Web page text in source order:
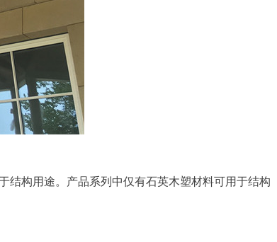
结构用途。产品系列中仅有石英木塑材料可用于结构